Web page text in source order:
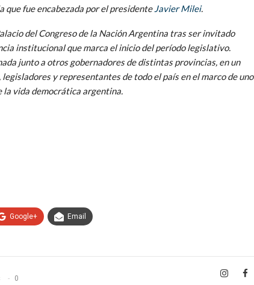
que fue encabezada por el presidenteJavier Milei.
del Congreso de la Nación Argentina tras ser invitado
institucional que marca el inicio del período legislativo.
junto a otros gobernadores de distintas provincias, en un
y representantes de todo el país en el marco de uno
vida democrática argentina.
Google+ Email
0